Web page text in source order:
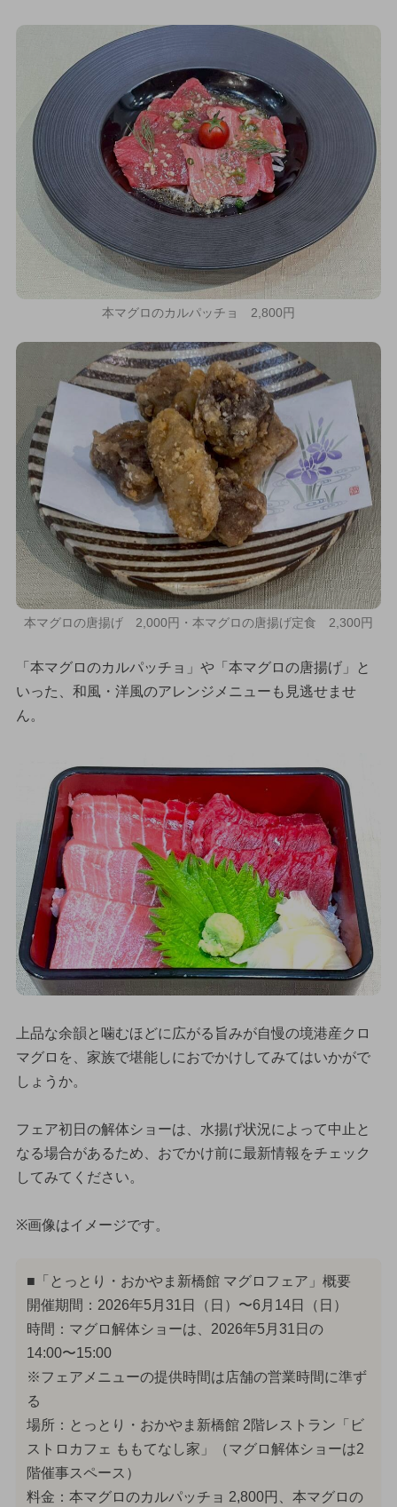
本マグロのカルパッチョ 2,800円
本マグロの唐揚げ 2,000円・本マグロの唐揚げ定食 2,300円
「本マグロのカルパッチョ」や「本マグロの唐揚げ」と
いった、和風・洋風のアレンジメニューも見逃せませ
ん。
上品な余韻と噛むほどに広がる旨みが自慢の境港産クロ
マグロを、家族で堪能しにおでかけしてみてはいかがで
しょうか。
フェア初日の解体ショーは、水揚げ状況によって中止と
なる場合があるため、おでかけ前に最新情報をチェック
してみてください。
※画像はイメージです。
■「とっとり・おかやま新橋館 マグロフェア」概要
開催期間：2026年5月31日（日）〜6月14日（日）
時間：マグロ解体ショーは、2026年5月31日の
14:00〜15:00
※フェアメニューの提供時間は店舗の営業時間に準ず
る
場所：とっとり・おかやま新橋館 2階レストラン「ビ
ストロカフェ ももてなし家」（マグロ解体ショーは2
階催事スペース）
料金：本マグロのカルパッチョ 2,800円、本マグロの